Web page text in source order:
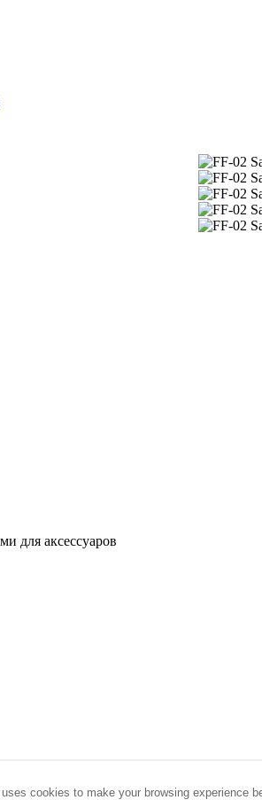
для аксессуаров
cookies to make your browsing experience